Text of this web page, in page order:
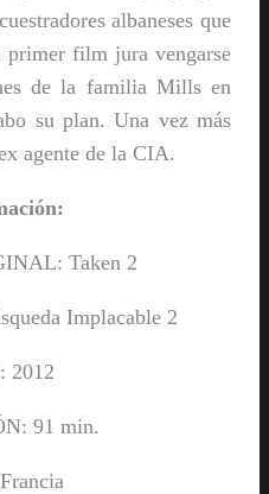
albaneses que
film jura vengarse
de la familia Mills en
su plan. Una vez más
agente de la CIA.
Taken 2
Implacable 2
2012
91 min.